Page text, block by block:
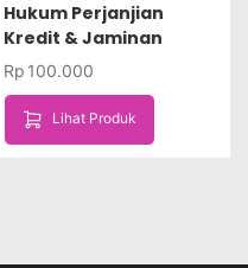
Hukum Perjanjian
Kredit & Jaminan
Rp 100.000
Lihat Produk